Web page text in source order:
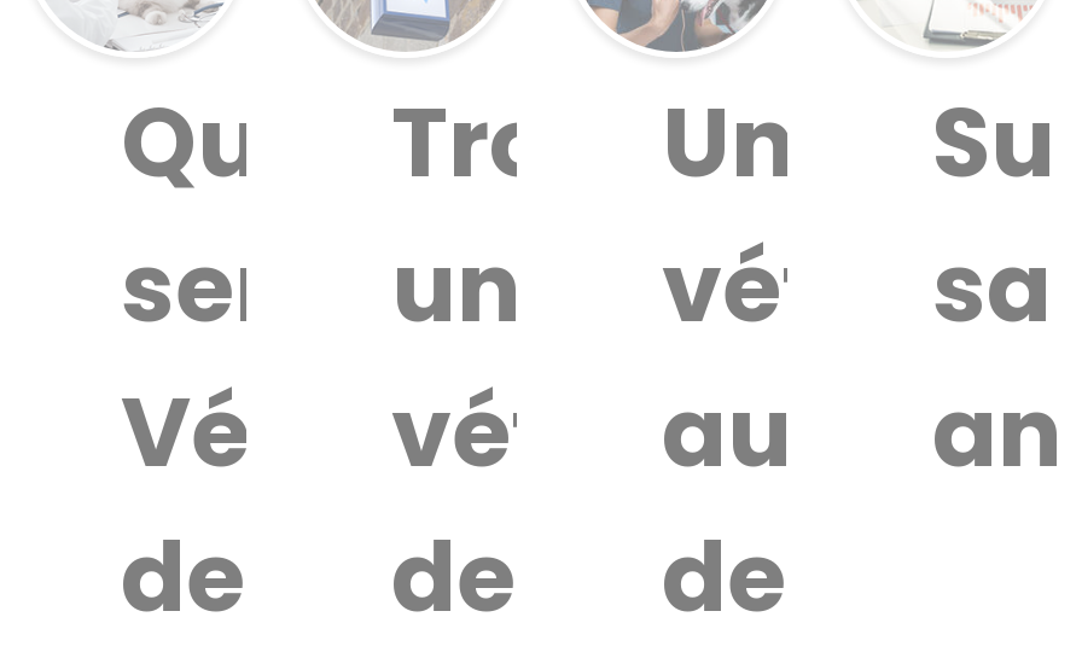
Quel
service
Vétérinaire
de
Trouver
un
vétérinaire
de
Un
autour
de